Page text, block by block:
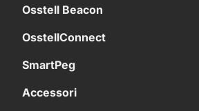
Osstell Beacon
OsstellConnect
SmartPeg
Accessori